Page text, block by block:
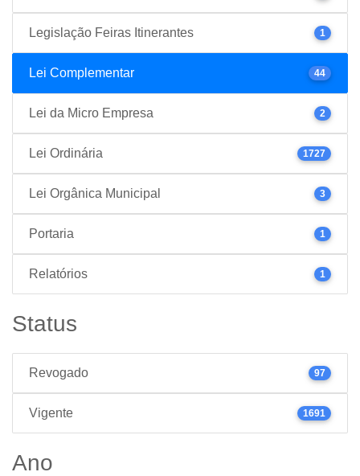
Legislação Feiras Itinerantes 1
Lei Complementar 44
Lei da Micro Empresa 2
Lei Ordinária 1727
Lei Orgânica Municipal 3
Portaria 1
Relatórios 1
Status
Revogado 97
Vigente 1691
Ano